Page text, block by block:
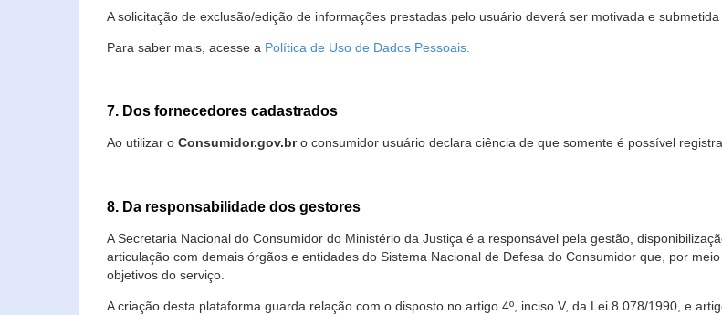
A solicitação de exclusão/edição de informações prestadas pelo usuário deverá ser motivada e
Para saber mais, acesse a Política de Uso de Dados Pessoais.
7. Dos fornecedores cadastrados
Ao utilizar o Consumidor.gov.bro consumidor usuário declara ciência de que somente é possível
8. Da responsabilidade dos gestores
A Secretaria Nacional do Consumidor do Ministério da Justiça é a responsável pela gestão,
articulação com demais órgãos e entidades do Sistema Nacional de Defesa do Consumidor que, por
objetivos do serviço.
A criação desta plataforma guarda relação com o disposto no artigo 4º, inciso V, da Lei 8.078/1990, e